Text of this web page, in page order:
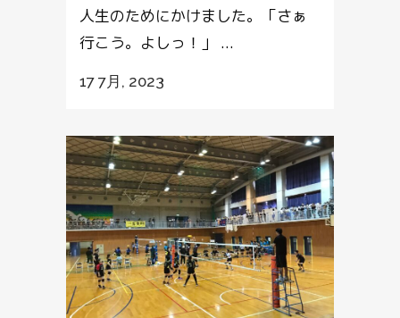
人生のためにかけました。「さぁ
行こう。よしっ！」 ...
17 7月, 2023